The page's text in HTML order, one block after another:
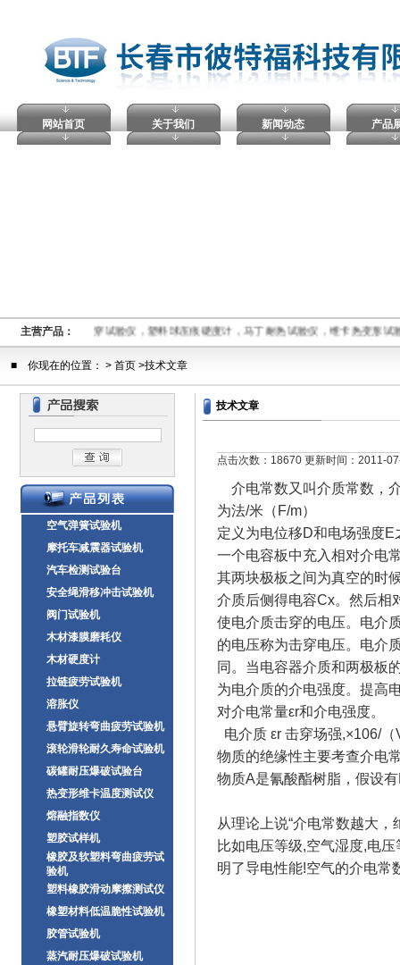
网站首页 关于我们 新闻动态 产品
主营产品：
熔融指数仪,电压击穿试验仪，塑料球压痕硬度计，马丁耐热试验仪，维卡热变形
■ 你现在的位置： > 首页 >技术文章
空气弹簧试验机
摩托车减震器试验机
汽车检测试验台
安全绳滑移冲击试验机
阀门试验机
木材漆膜磨耗仪
木材硬度计
拉链疲劳试验机
溶胀仪
悬臂旋转弯曲疲劳试验机
滚轮滑轮耐久寿命试验机
碳罐耐压爆破试验台
热变形维卡温度测试仪
熔融指数仪
塑胶试样机
橡胶及软塑料弯曲疲劳试
验机
塑料橡胶滑动摩擦测试仪
橡塑材料低温脆性试验机
胶管试验机
蒸汽耐压爆破试验机
技术文章
点击次数：18670 更新时间：2011-
介电常数又叫介质常数，
为法/米（F/m）
定义为电位移D和电场强度
一个电容板中充入相对介电
其两块极板之间为真空的时
介质后侧得电容Cx。然后相
使电介质击穿的电压。电介
的电压称为击穿电压。电介
同。当电容器介质和两极板
为电介质的介电强度。提高
对介电常量εr和介电强度。
电介质 εr 击穿场强,×106/（
物质的绝缘性主要考查介电
物质A是氰酸酯树脂，假设
从理论上说“介电常数越大
比如电压等级,空气湿度,电
明了导电性能!空气的介电常